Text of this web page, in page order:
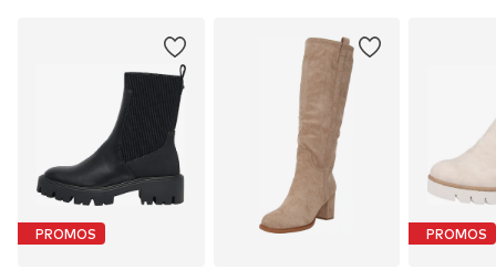
PROMOS PROMOS